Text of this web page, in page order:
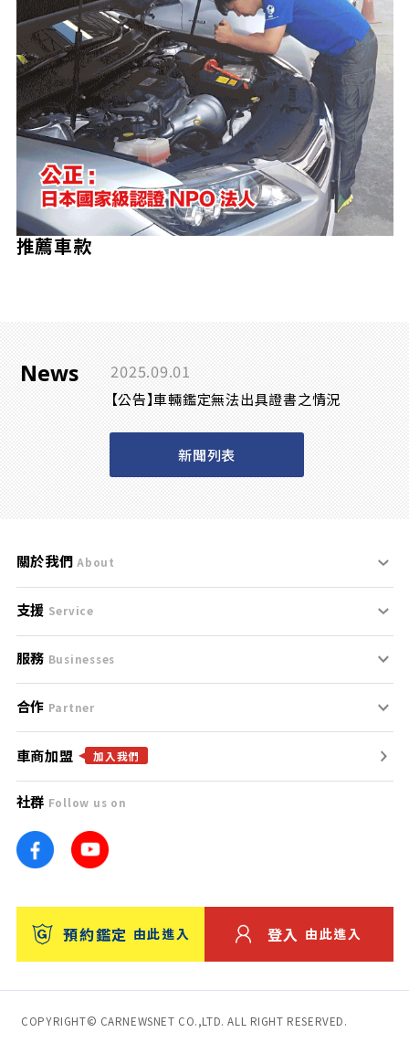
推薦車款
News 2025.09.01
【公告】車輛鑑定無法出具證書之情況
新聞列表
關於我們 About
刊登規範
服務條款
免責聲明
隱私權政策
團隊
車訊網
台灣優良中古車商大獎
支援 Service
支援中心
聯絡我們
服務 Businesses
什麼是Goo鑑定？
找好車
找好店
找海外車
消費者評價
保固
合作 Partner
合作夥伴
廣告合作
車商加盟 加入我們
社群 Follow us on
預約鑑定 由此進入 登入 由此進入
COPYRIGHT© CARNEWSNET CO.,LTD. ALL RIGHT RESERVED.